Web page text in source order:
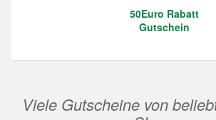
50Euro Rabatt
Gutschein
Viele Gutscheine von